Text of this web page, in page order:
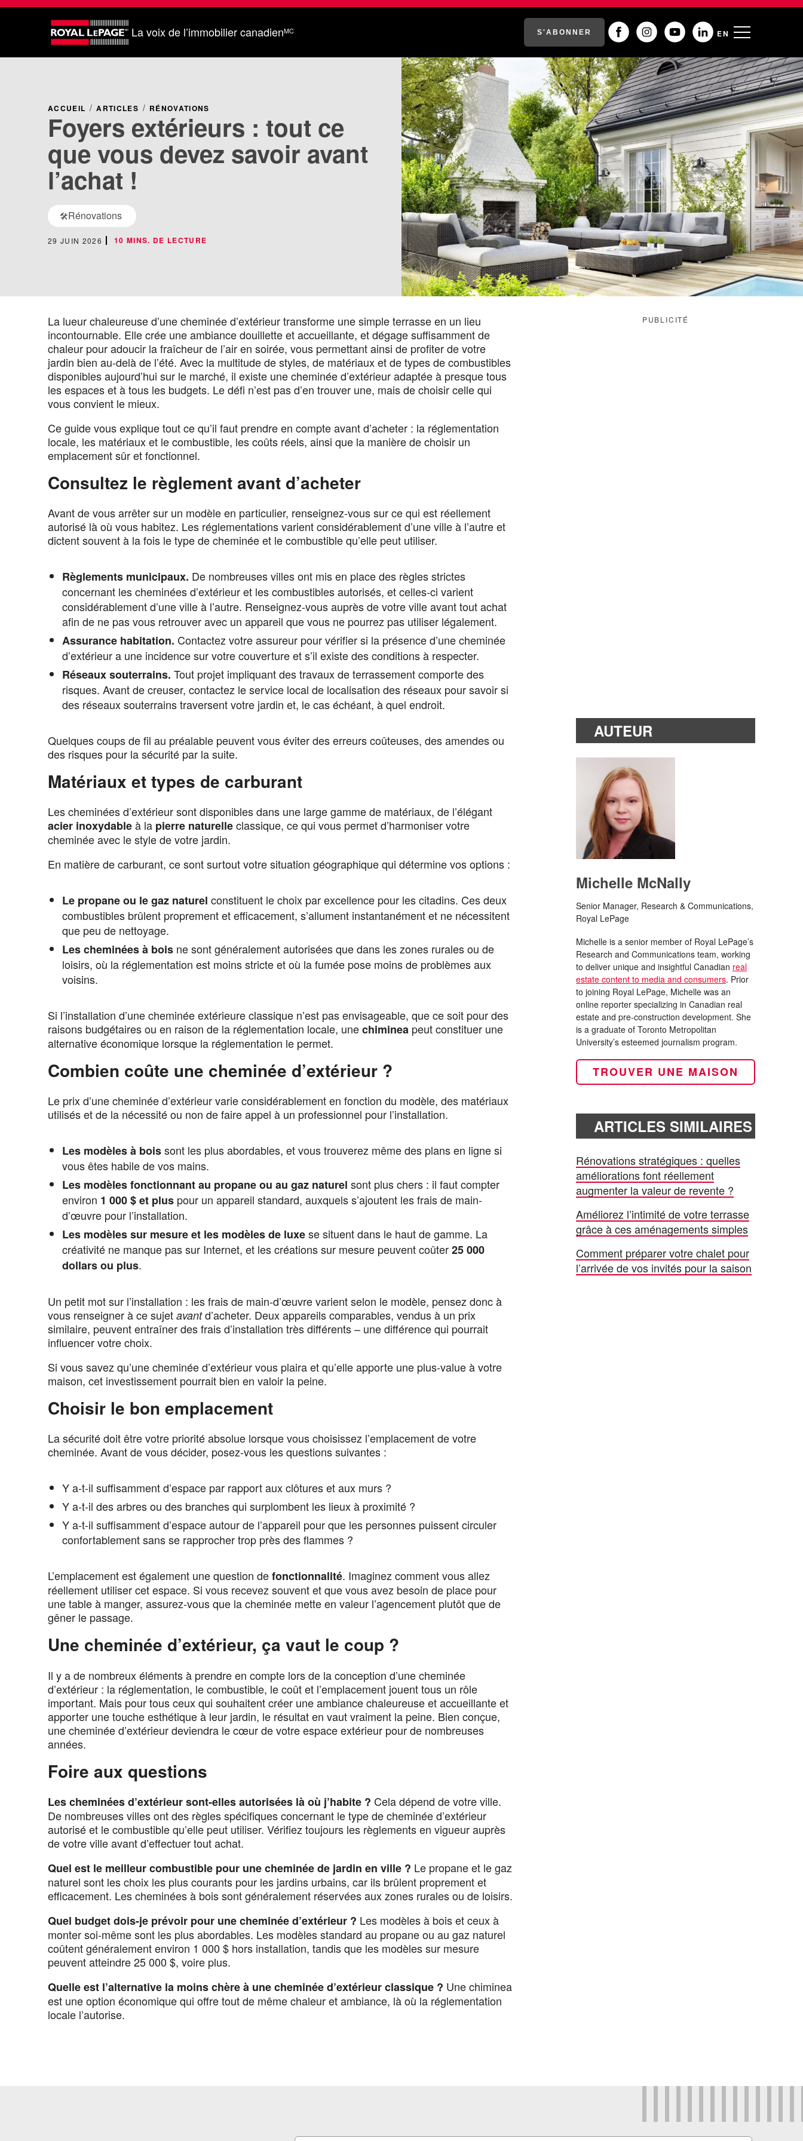
La voix de l’immobilier canadienMC S'ABONNER EN
ACCUEIL ARTICLES RÉNOVATIONS
Foyers extérieurs : tout ce
que vous devez savoir avant
l’achat !
🛠️Rénovations
29 JUIN 2026 10 MINS. DE LECTURE
La lueur chaleureuse d’une cheminée d’extérieur transforme une simple terrasse en un lieu
incontournable. Elle crée une ambiance douillette et accueillante, et dégage suffisamment de
chaleur pour adoucir la fraîcheur de l’air en soirée, vous permettant ainsi de profiter de votre
jardin bien au-delà de l’été. Avec la multitude de styles, de matériaux et de types de combustibles
disponibles aujourd’hui sur le marché, il existe une cheminée d’extérieur adaptée à presque tous
les espaces et à tous les budgets. Le défi n’est pas d’en trouver une, mais de choisir celle qui
vous convient le mieux.
Ce guide vous explique tout ce qu’il faut prendre en compte avant d’acheter : la réglementation
locale, les matériaux et le combustible, les coûts réels, ainsi que la manière de choisir un
emplacement sûr et fonctionnel.
Consultez le règlement avant d’acheter
Avant de vous arrêter sur un modèle en particulier, renseignez-vous sur ce qui est réellement
autorisé là où vous habitez. Les réglementations varient considérablement d’une ville à l’autre et
dictent souvent à la fois le type de cheminée et le combustible qu’elle peut utiliser.
Règlements municipaux. De nombreuses villes ont mis en place des règles strictes
concernant les cheminées d’extérieur et les combustibles autorisés, et celles-ci varient
considérablement d’une ville à l’autre. Renseignez-vous auprès de votre ville avant tout achat
afin de ne pas vous retrouver avec un appareil que vous ne pourrez pas utiliser légalement.
Assurance habitation. Contactez votre assureur pour vérifier si la présence d’une cheminée
d’extérieur a une incidence sur votre couverture et s’il existe des conditions à respecter.
Réseaux souterrains. Tout projet impliquant des travaux de terrassement comporte des
risques. Avant de creuser, contactez le service local de localisation des réseaux pour savoir si
des réseaux souterrains traversent votre jardin et, le cas échéant, à quel endroit.
Quelques coups de fil au préalable peuvent vous éviter des erreurs coûteuses, des amendes ou
des risques pour la sécurité par la suite.
Matériaux et types de carburant
Les cheminées d’extérieur sont disponibles dans une large gamme de matériaux, de l’élégant
acier inoxydableà la pierre naturelleclassique, ce qui vous permet d’harmoniser votre
cheminée avec le style de votre jardin.
En matière de carburant, ce sont surtout votre situation géographique qui détermine vos options :
Le propane ou le gaz naturel constituent le choix par excellence pour les citadins. Ces deux
combustibles brûlent proprement et efficacement, s’allument instantanément et ne nécessitent
que peu de nettoyage.
Les cheminées à bois ne sont généralement autorisées que dans les zones rurales ou de
loisirs, où la réglementation est moins stricte et où la fumée pose moins de problèmes aux
voisins.
Si l’installation d’une cheminée extérieure classique n’est pas envisageable, que ce soit pour des
raisons budgétaires ou en raison de la réglementation locale, unechiminea peut constituer une
alternative économique lorsque la réglementation le permet.
Combien coûte une cheminée d’extérieur ?
Le prix d’une cheminée d’extérieur varie considérablement en fonction du modèle, des matériaux
utilisés et de la nécessité ou non de faire appel à un professionnel pour l’installation.
Les modèles à boissont les plus abordables, et vous trouverez même des plans en ligne si
vous êtes habile de vos mains.
Les modèles fonctionnant au propane ou au gaz naturel sont plus chers : il faut compter
environ 1 000 $ et plus pour un appareil standard, auxquels s’ajoutent les frais de main-
d’œuvre pour l’installation.
Les modèles sur mesure et les modèles de luxese situent dans le haut de gamme. La
créativité ne manque pas sur Internet, et les créations sur mesure peuvent coûter25 000
dollars ou plus.
Un petit mot sur l’installation : les frais de main-d’œuvre varient selon le modèle, pensez donc à
vous renseigner à ce sujet avantd’acheter. Deux appareils comparables, vendus à un prix
similaire, peuvent entraîner des frais d’installation très différents – une différence qui pourrait
influencer votre choix.
Si vous savez qu’une cheminée d’extérieur vous plaira et qu’elle apporte une plus-value à votre
maison, cet investissement pourrait bien en valoir la peine.
Choisir le bon emplacement
La sécurité doit être votre priorité absolue lorsque vous choisissez l’emplacement de votre
cheminée. Avant de vous décider, posez-vous les questions suivantes :
Y a-t-il suffisamment d’espace par rapport aux clôtures et aux murs ?
Y a-t-il des arbres ou des branches qui surplombent les lieux à proximité ?
Y a-t-il suffisamment d’espace autour de l’appareil pour que les personnes puissent circuler
confortablement sans se rapprocher trop près des flammes ?
L’emplacement est également une question defonctionnalité. Imaginez comment vous allez
réellement utiliser cet espace. Si vous recevez souvent et que vous avez besoin de place pour
une table à manger, assurez-vous que la cheminée mette en valeur l’agencement plutôt que de
gêner le passage.
Une cheminée d’extérieur, ça vaut le coup ?
Il y a de nombreux éléments à prendre en compte lors de la conception d’une cheminée
d’extérieur : la réglementation, le combustible, le coût et l’emplacement jouent tous un rôle
important. Mais pour tous ceux qui souhaitent créer une ambiance chaleureuse et accueillante et
apporter une touche esthétique à leur jardin, le résultat en vaut vraiment la peine. Bien conçue,
une cheminée d’extérieur deviendra le cœur de votre espace extérieur pour de nombreuses
années.
Foire aux questions
Les cheminées d’extérieur sont-elles autorisées là où j’habite ? Cela dépend de votre ville.
De nombreuses villes ont des règles spécifiques concernant le type de cheminée d’extérieur
autorisé et le combustible qu’elle peut utiliser. Vérifiez toujours les règlements en vigueur auprès
de votre ville avant d’effectuer tout achat.
Quel est le meilleur combustible pour une cheminée de jardin en ville ? Le propane et le gaz
naturel sont les choix les plus courants pour les jardins urbains, car ils brûlent proprement et
efficacement. Les cheminées à bois sont généralement réservées aux zones rurales ou de loisirs.
Quel budget dois-je prévoir pour une cheminée d’extérieur ? Les modèles à bois et ceux à
monter soi-même sont les plus abordables. Les modèles standard au propane ou au gaz naturel
coûtent généralement environ 1 000 $ hors installation, tandis que les modèles sur mesure
peuvent atteindre 25 000 $, voire plus.
Quelle est l’alternative la moins chère à une cheminée d’extérieur classique ? Une chiminea
est une option économique qui offre tout de même chaleur et ambiance, là où la réglementation
locale l’autorise.
PUBLICITÉ
AUTEUR
Michelle McNally
Senior Manager, Research & Communications,
Royal LePage
Michelle is a senior member of Royal LePage’s
Research and Communications team, working
to deliver unique and insightful Canadian real
estate content to media and consumers. Prior
to joining Royal LePage, Michelle was an
online reporter specializing in Canadian real
estate and pre-construction development. She
is a graduate of Toronto Metropolitan
University’s esteemed journalism program.
TROUVER UNE MAISON
ARTICLES SIMILAIRES
Rénovations stratégiques : quelles
améliorations font réellement
augmenter la valeur de revente ?
Améliorez l’intimité de votre terrasse
grâce à ces aménagements simples
Comment préparer votre chalet pour
l’arrivée de vos invités pour la saison